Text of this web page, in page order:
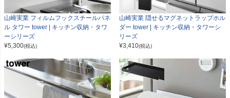
山崎実業 フィルムフックスチールパネ
ル タワー tower | キッチン収納・タワ
ーシリーズ
¥5,300(税込)
山崎実業 隠せるマグネットラップホル
ダー tower | キッチン収納・タワーシ
リーズ
¥3,410(税込)